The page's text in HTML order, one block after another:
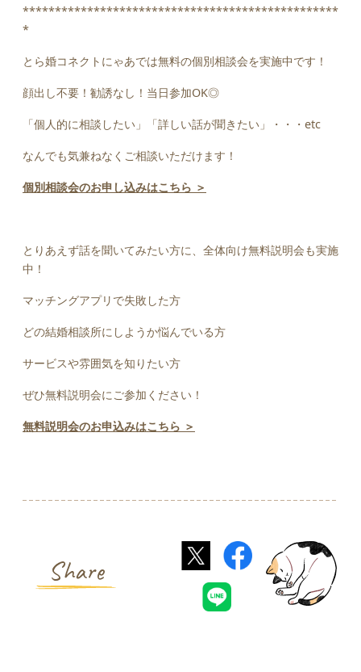
*************************************************
*
とら婚コネクトにゃあでは無料の個別相談会を実施中です！
顔出し不要！勧誘なし！当日参加OK◎
「個人的に相談したい」「詳しい話が聞きたい」・・・etc
なんでも気兼ねなくご相談いただけます！
個別相談会のお申し込みはこちら ＞
とりあえず話を聞いてみたい方に、全体向け無料説明会も実施
中！
マッチングアプリで失敗した方
どの結婚相談所にしようか悩んでいる方
サービスや雰囲気を知りたい方
ぜひ無料説明会にご参加ください！
無料説明会のお申込みはこちら ＞
Share